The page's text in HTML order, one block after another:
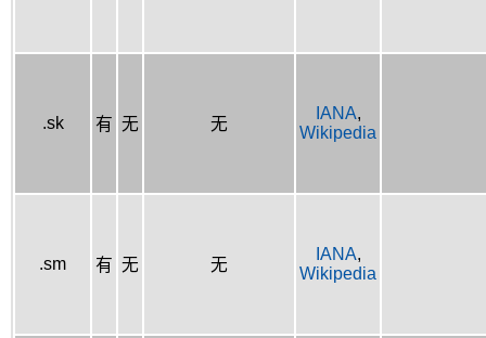
.sk 有 无 无
IANA,
Wikipedia
.sm 有 无 无
IANA,
Wikipedia